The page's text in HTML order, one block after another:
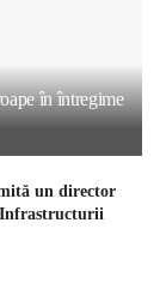
în întregime
un director